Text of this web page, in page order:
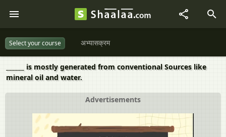
Select your course अभ्यासक्रम
______ is mostly generated from conventional Sources like
mineral oil and water.
Advertisements